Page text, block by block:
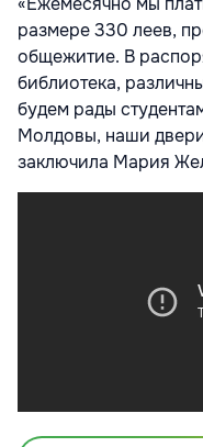
размере 330 леев,
общежитие. В
библиотека,
будем рады
Молдовы, наши
заключила Мария